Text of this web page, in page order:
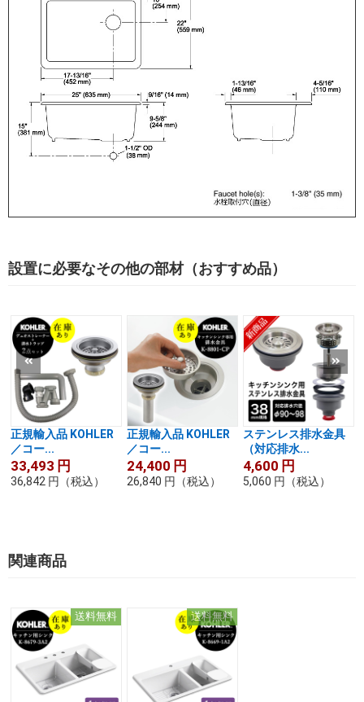
設置に必要なその他の部材（おすすめ品）
正規輸入品 KOHLER
／コー...
33,493 円
36,842 円 （税込）
正規輸入品 KOHLER
／コー...
24,400 円
26,840 円 （税込）
ステンレス排水金具
（対応排水...
4,600 円
5,060 円 （税込）
関連商品
送料無料 送料無料